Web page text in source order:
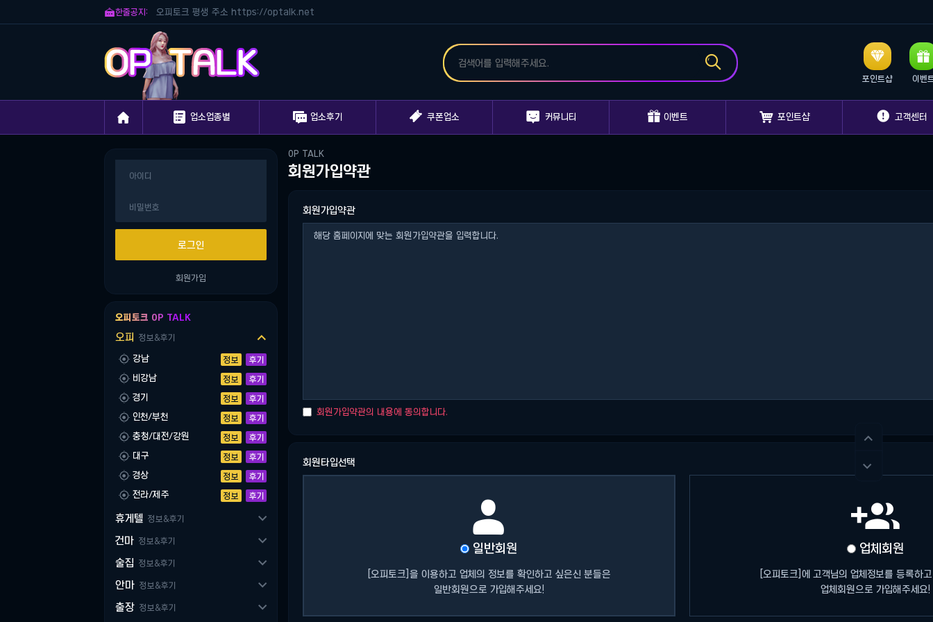
한줄공지: 오피토크 평생 주소 https://optalk.net
 
포인트샵

이벤
  업소업종별  업소후기  쿠폰업소  커뮤니티  이벤트  포인트샵  고객센터
회원가입
오피토크 OP TALK
오피 정보&후기 
 강남 정보 후기
 비강남 정보 후기
 경기 정보 후기
 인천/부천 정보 후기
 충청/대전/강원 정보 후기
 대구 정보 후기
 경상 정보 후기
 전라/제주 정보 후기
휴게텔 정보&후기 
건마 정보&후기 
술집 정보&후기 
안마 정보&후기 
출장 정보&후기 
OP TALK
회원가입약관
회원가입약관
해당 홈페이지에 맞는 회원가입약관을 입력합니다.
회원가입약관의 내용에 동의합니다.
회원타입선택

일반회원
[오피토크]을 이용하고 업체의 정보를 확인하고 싶은신 분들은
일반회원으로 가입해주세요!

업체회원
[오피토크]에 고객님의 업체정보를 등록하
업체회원으로 가입해주세요!

